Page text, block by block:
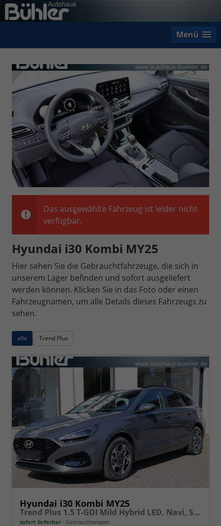
Menü
Das ausgewählte Fahrzeug ist leider nicht
verfügbar.
Hyundai i30 Kombi MY25
Hier sehen Sie die Gebrauchtfahrzeuge, die sich in
unserem Lager befinden und sofort ausgeliefert
werden können. Klicken Sie in das Foto oder einen
Fahrzeugnamen, um alle Details dieses Fahrzeugs zu
sehen.
alle Trend Plus
Hyundai i30 Kombi MY25
Trend Plus 1.5 T-GDI Mild Hybrid LED, Navi, Sitzheizung, Smart Key
sofort lieferbar Gebrauchtwagen